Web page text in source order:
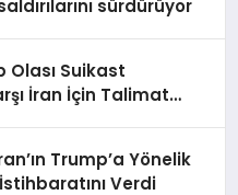
sürdürüyor
Olası Suikast
İran İçin Talimat
Trump’a Yönelik
Verdi